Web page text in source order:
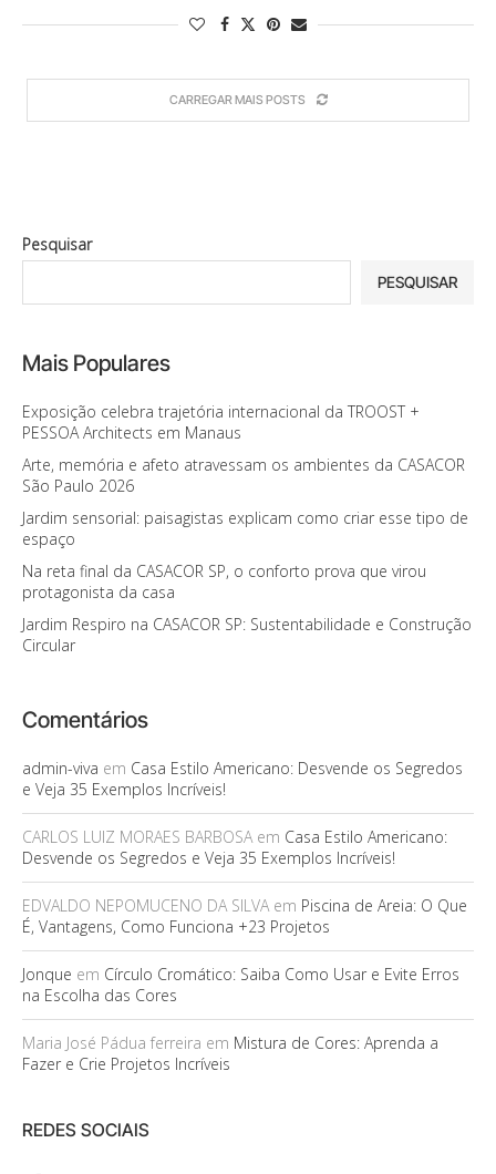
CARREGAR MAIS POSTS
Pesquisar
PESQUISAR
Mais Populares
Exposição celebra trajetória internacional da TROOST +
PESSOA Architects em Manaus
Arte, memória e afeto atravessam os ambientes da CASACOR
São Paulo 2026
Jardim sensorial: paisagistas explicam como criar esse tipo de
espaço
Na reta final da CASACOR SP, o conforto prova que virou
protagonista da casa
Jardim Respiro na CASACOR SP: Sustentabilidade e Construção
Circular
Comentários
admin-viva em Casa Estilo Americano: Desvende os Segredos
e Veja 35 Exemplos Incríveis!
CARLOS LUIZ MORAES BARBOSAem Casa Estilo Americano:
Desvende os Segredos e Veja 35 Exemplos Incríveis!
EDVALDO NEPOMUCENO DA SILVAem Piscina de Areia: O Que
É, Vantagens, Como Funciona +23 Projetos
Jonque em Círculo Cromático: Saiba Como Usar e Evite Erros
na Escolha das Cores
Maria José Pádua ferreira em Mistura de Cores: Aprenda a
Fazer e Crie Projetos Incríveis
REDES SOCIAIS